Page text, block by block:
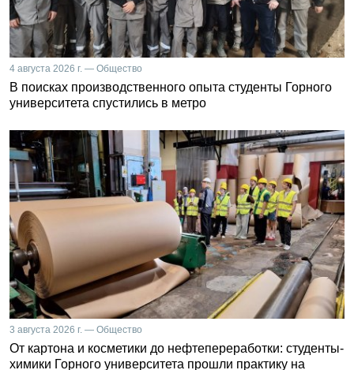
4 августа 2026 г. — Общество
В поисках производственного опыта студенты Горного
университета спустились в метро
3 августа 2026 г. — Общество
От картона и косметики до нефтепереработки: студенты-
химики Горного университета прошли практику на